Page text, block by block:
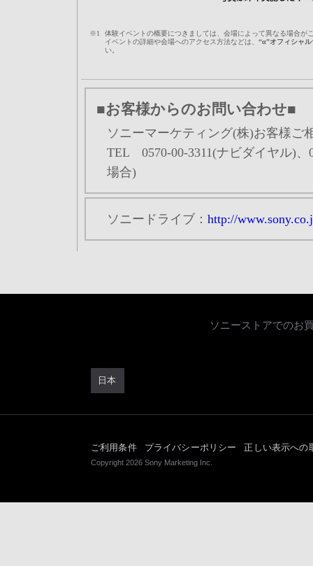
※1
体験イベントの概要につきましては、会場によって異なる場合が
イベントの詳細や会場へのアクセス方法などは、 “α”オフィシャ
い。
■お客様からのお問い合わせ■
ソニーマーケティング(株)お客様
TEL 0570-00-3311(ナビダイヤル)、
場合)
ソニードライブ： http://
ソニーストアでのお
日本
ご利用条件 プライバシーポリシー 正しい表示への
Copyright 2026 Sony Marketing Inc.